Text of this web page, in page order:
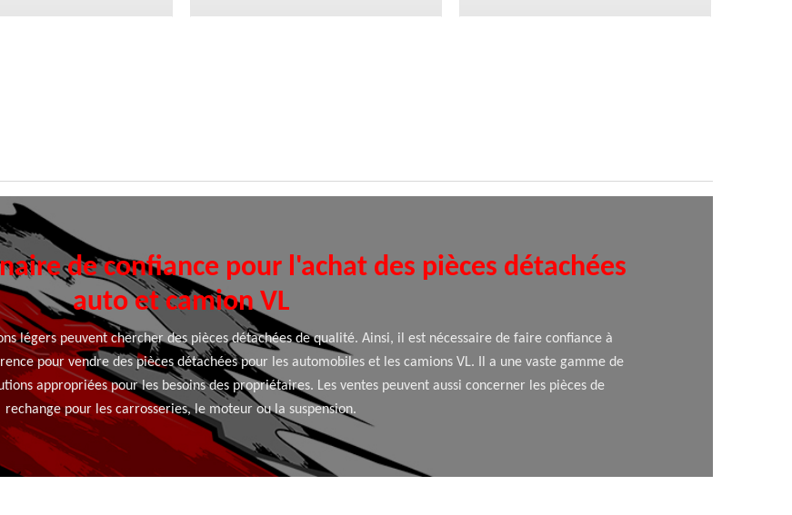
de confiance pour l'achat des pièces détachées
auto et camion VL
légers peuvent chercher des pièces détachées de qualité. Ainsi, il est nécessaire de faire confiance à
pour vendre des pièces détachées pour les automobiles et les camions VL. Il a une vaste gamme de
appropriées pour les besoins des propriétaires. Les ventes peuvent aussi concerner les pièces de
rechange pour les carrosseries, le moteur ou la suspension.